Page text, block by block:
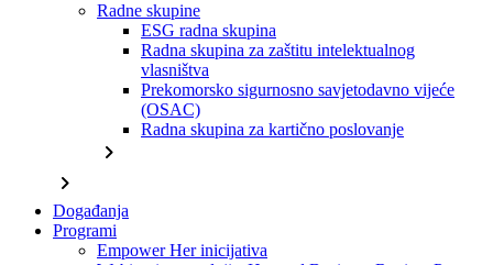
Radne skupine
ESG radna skupina
Radna skupina za zaštitu intelektualnog
vlasništva
Prekomorsko sigurnosno savjetodavno vijeće
(OSAC)
Radna skupina za kartično poslovanje
chevron_right
chevron_right
Događanja
Programi
Empower Her inicijativa